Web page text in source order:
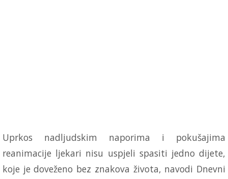
Uprkos nadljudskim naporima i pokušajima
reanimacije ljekari nisu uspjeli spasiti jedno dijete,
koje je doveženo bez znakova života, navodi Dnevni